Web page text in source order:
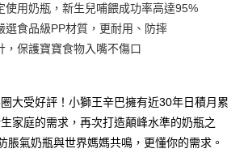
通過狀況，表示未達大哥付你分期系統評分，恕無
單，「大哥付你分期」於每月結算日後寄送繳費提
後，可選擇「超商條碼／台灣大直營門市／銀行轉
」等通路繳費。
大股份有限公司」（以下簡稱本公司）所提供，讓
碼，簡訊認證，即可結帳。
服務後，再付款。
先享後付」後，將跳轉至「AFTEE先享後付」
並確認金額後，即可完成結帳。
將收到繳費通知簡訊。
14天內，點擊此簡訊中的連結，可透過四大超商／
當下不需立刻繳費，但若您需要取消訂單，請聯絡
信所提供之點數服務，可於會員專區綁定中華電信
物車使用 Hami Point 折抵消費金額 (1點等於1元)。
含以上)免運費
使用奶瓶，新生兒哺餵成功率高達95%
選食品級PP材質，更耐用、防摔
，保護寶寶食物入嘴不傷口
大受好評！小獅王辛巴擁有近30年日積月累
家庭的需求，再次打造顛峰水準的奶瓶之
脹氣奶瓶與世界媽媽共鳴，更懂你的需求。